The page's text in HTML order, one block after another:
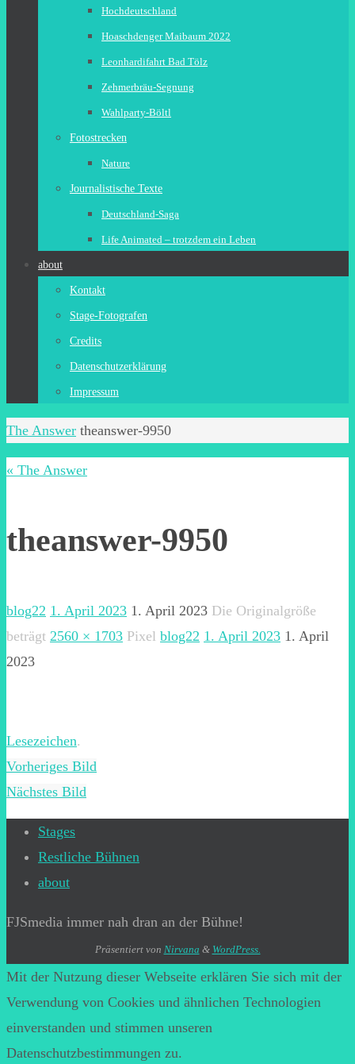
Hochdeutschland
Hoaschdenger Maibaum 2022
Leonhardifahrt Bad Tölz
Zehmerbräu-Segnung
Wahlparty-Böltl
Fotostrecken
Nature
Journalistische Texte
Deutschland-Saga
Life Animated – trotzdem ein Leben
about
Kontakt
Stage-Fotografen
Credits
Datenschutzerklärung
Impressum
Start
The Answer theanswer-9950
« The Answer
theanswer-9950
blog22 1. April 2023 1. April 2023 Die Originalgröße
beträgt 2560 × 1703 Pixel blog22 1. April 2023 1. April
2023
Lesezeichen.
Vorheriges Bild
Nächstes Bild
Stages
Restliche Bühnen
about
FJSmedia immer nah dran an der Bühne!
Präsentiert von Nirvana & WordPress.
Mit der Nutzung dieser Webseite erklären Sie sich mit der
Verwendung von Cookies und ähnlichen Technologien
einverstanden und stimmen unseren
Datenschutzbestimmungen zu.